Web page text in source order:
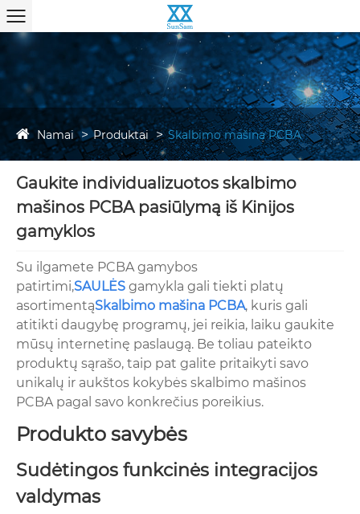
Namai Produktai Skalbimo mašina PCBA
Gaukite individualizuotos skalbimo
mašinos PCBA pasiūlymą iš Kinijos
gamyklos
Su ilgamete PCBA gamybos
patirtimi,SAULĖS gamykla gali tiekti platų
asortimentąSkalbimo mašina PCBA, kuris gali
atitikti daugybę programų, jei reikia, laiku gaukite
mūsų internetinę paslaugą. Be toliau pateikto
produktų sąrašo, taip pat galite pritaikyti savo
unikalų ir aukštos kokybės skalbimo mašinos
PCBA pagal savo konkrečius poreikius.
Produkto savybės
Sudėtingos funkcinės integracijos
valdymas